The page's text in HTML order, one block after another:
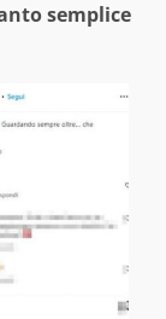
semplice